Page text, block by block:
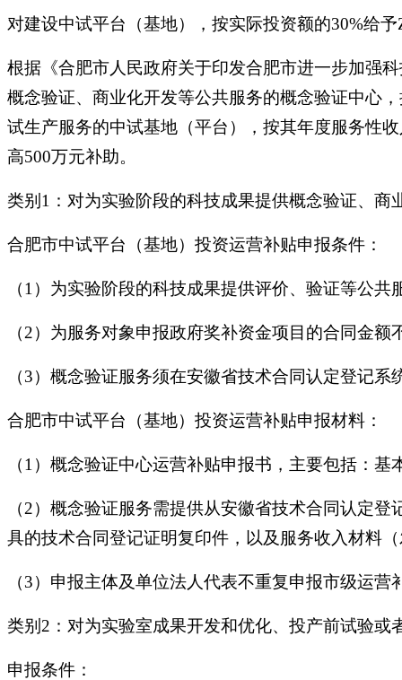
对建设中试平台（基地），按实际投资额的30%给
根据《合肥市人民政府关于印发合肥市进一步加强
概念验证、商业化开发等公共服务的概念验证中心
试生产服务的中试基地（平台），按其年度服务性
高500万元补助。
类别1：对为实验阶段的科技成果提供概念验证、
合肥市中试平台（基地）投资运营补贴申报条件：
（1）为实验阶段的科技成果提供评价、验证等公
（2）为服务对象申报政府奖补资金项目的合同金额
（3）概念验证服务须在安徽省技术合同认定登记系
合肥市中试平台（基地）投资运营补贴申报材料：
（1）概念验证中心运营补贴申报书，主要包括：
（2）概念验证服务需提供从安徽省技术合同认定
具的技术合同登记证明复印件，以及服务收入材料
（3）申报主体及单位法人代表不重复申报市级
类别2：对为实验室成果开发和优化、投产前试验
申报条件：